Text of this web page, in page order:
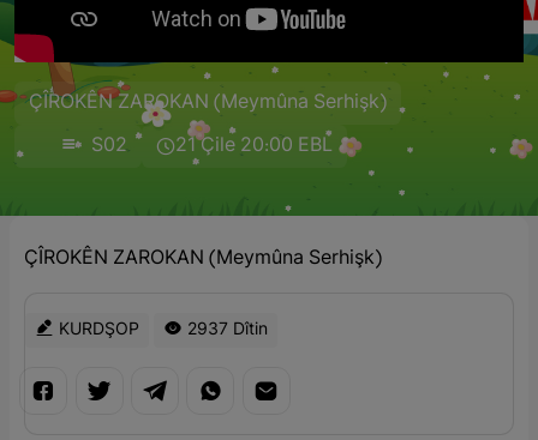
ÇÎROKÊN ZAROKAN (Meymûna Serhişk)
S02
21 Çile 20:00 EBL
ÇÎROKÊN ZAROKAN (Meymûna Serhişk)
KURDŞOP 2937 Dîtin